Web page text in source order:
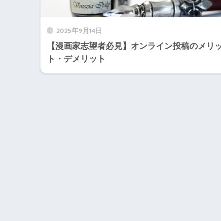
2025年9月14日
【漫画家志望者必見】オンライン投稿のメリ
ト・デメリット